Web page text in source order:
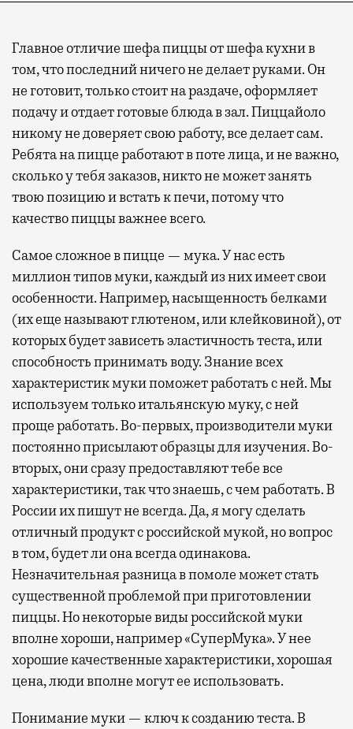
Главное отличие шефа пиццы от шефа кухни в
том, что последний ничего не делает руками. Он
не готовит, только стоит на раздаче, оформляет
подачу и отдает готовые блюда в зал. Пиццайоло
никому не доверяет свою работу, все делает сам.
Ребята на пицце работают в поте лица, и не важно,
сколько у тебя заказов, никто не может занять
твою позицию и встать к печи, потому что
качество пиццы важнее всего.
Самое сложное в пицце — мука. У нас есть
миллион типов муки, каждый из них имеет свои
особенности. Например, насыщенность белками
(их еще называют глютеном, или клейковиной), от
которых будет зависеть эластичность теста, или
способность принимать воду. Знание всех
характеристик муки поможет работать с ней. Мы
используем только итальянскую муку, с ней
проще работать. Во-первых, производители муки
постоянно присылают образцы для изучения. Во-
вторых, они сразу предоставляют тебе все
характеристики, так что знаешь, с чем работать. В
России их пишут не всегда. Да, я могу сделать
отличный продукт с российской мукой, но вопрос
в том, будет ли она всегда одинакова.
Незначительная разница в помоле может стать
существенной проблемой при приготовлении
пиццы. Но некоторые виды российской муки
вполне хороши, например «СуперМука». У нее
хорошие качественные характеристики, хорошая
цена, люди вполне могут ее использовать.
Понимание муки — ключ к созданию теста. В